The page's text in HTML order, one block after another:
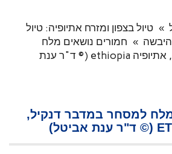
» טיול בצפון ומזרח אתיופיה: טיול
» חמורים נושאים מלח
למסחר במדבר דנקיל, אתיופיה ethiopia (© ד"ר ענת
למסחר במדבר דנקיל,